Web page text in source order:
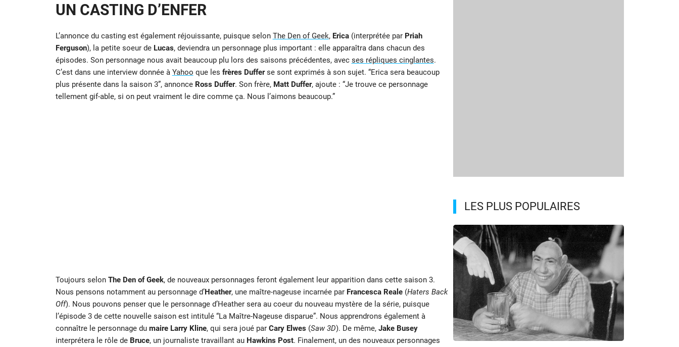
UN CASTING D’ENFER
L’annonce du casting est également réjouissante, puisque selon The Den of Geek, Erica(interprétée par Priah
Ferguson), la petite soeur de Lucas, deviendra un personnage plus important : elle apparaîtra dans chacun des
épisodes. Son personnage nous avait beaucoup plu lors des saisons précédentes, avec ses répliques cinglantes.
C’est dans une interview donnée à Yahoo que les frères Dufferse sont exprimés à son sujet. “Erica sera beaucoup
plus présente dans la saison 3”, annonce Ross Duffer. Son frère, Matt Duffer, ajoute : “Je trouve ce personnage
tellement gif-able, si on peut vraiment le dire comme ça. Nous l’aimons beaucoup.”
Toujours selon The Den of Geek, de nouveaux personnages feront également leur apparition dans cette saison 3.
Nous pensons notamment au personnage d’Heather, une maître-nageuse incarnée par Francesca Reale(Haters Back
Off). Nous pouvons penser que le personnage d’Heather sera au coeur du nouveau mystère de la série, puisque
l’épisode 3 de cette nouvelle saison est intitulé “La Maître-Nageuse disparue”. Nous apprendrons également à
connaître le personnage du maire Larry Kline, qui sera joué par Cary Elwes(Saw 3D). De même, Jake Busey
interprétera le rôle de Bruce, un journaliste travaillant au Hawkins Post. Finalement, un des nouveaux personnages
LES PLUS POPULAIRES